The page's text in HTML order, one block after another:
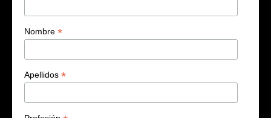
Nombre *
Apellidos *